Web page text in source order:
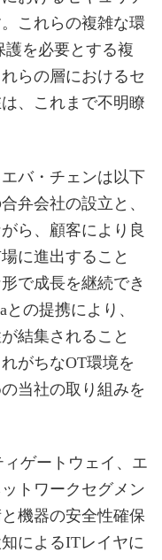
これらの複雑な環
を必要とする複
らの層におけるセ
、これまで不明瞭
バ・チェンは以下
弁会社の設立と、
ら、顧客により良
に進出すること
で成長を継続でき
の提携により、
結集されること
がちなOT環境を
当社の取り組みを
ィゲートウェイ、エ
トワークセグメン
機器の安全性確保
によるITレイヤに